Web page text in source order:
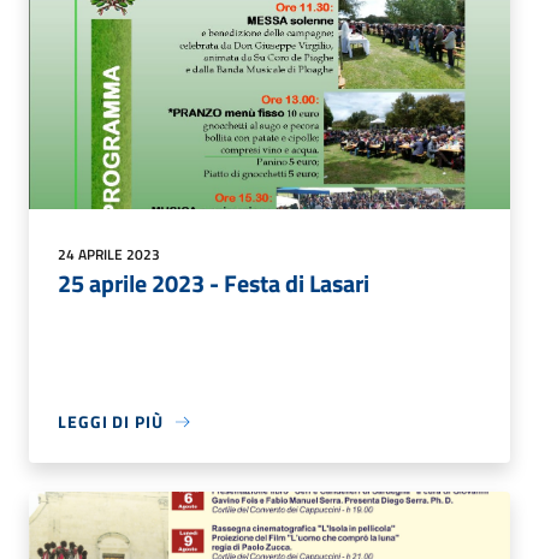
24 APRILE 2023
25 aprile 2023 - Festa di Lasari
LEGGI DI PIÙ